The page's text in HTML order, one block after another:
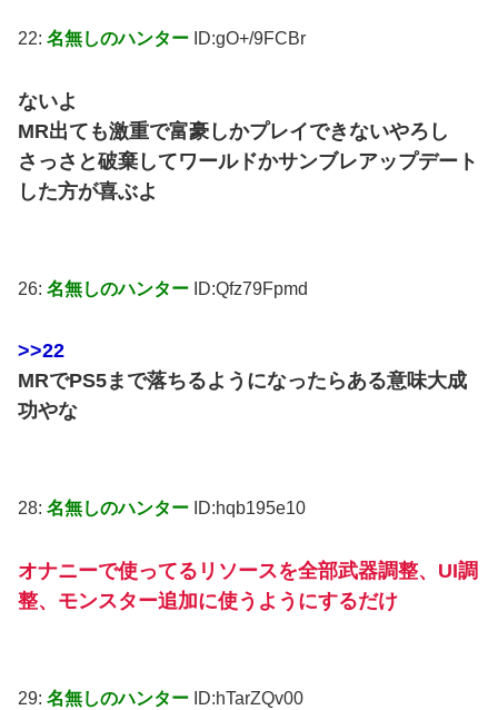
22: 名無しのハンター ID:gO+/9FCBr
ないよ
MR出ても激重で富豪しかプレイできないやろし
さっさと破棄してワールドかサンブレアップデート
した方が喜ぶよ
26: 名無しのハンター ID:Qfz79Fpmd
>>22
MRでPS5まで落ちるようになったらある意味大成
功やな
28: 名無しのハンター ID:hqb195e10
オナニーで使ってるリソースを全部武器調整、UI調
整、モンスター追加に使うようにするだけ
29: 名無しのハンター ID:hTarZQv00